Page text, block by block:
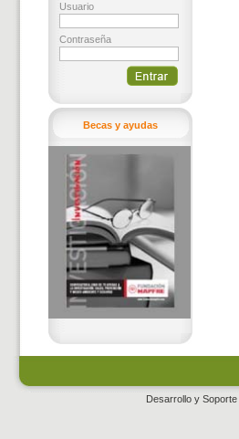
Usuario
Contraseña
Becas y ayudas
Desarrollo y Soporte